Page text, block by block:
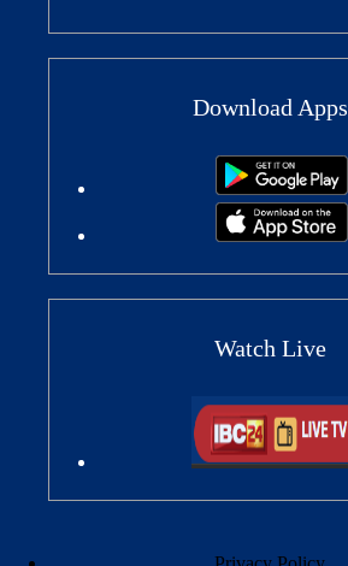
Download Apps
Watch Live